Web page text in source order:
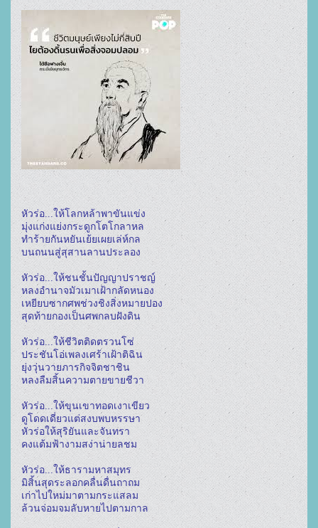
หัวร่อ...ให้โลกหล้าพาขันแข่ง
มุ่งแก่งแย่งกระดูกโตโกลาหล
ทำร้ายกันหยันเย้ยเผยเล่ห์กล
บนถนนสู่สุสานลานประลอง
หัวร่อ...ให้ชนชั้นปัญญาปราชญ์
หลงอำนาจมัวเมาเฝ้ากลัดหนอง
เหยียบซากศพช่วงชิงสิ่งหมายปอง
สุดท้ายกองเป็นศพกลบฝังดิน
หัวร่อ...ให้ชีวิตติดตรวนโซ่
ประชันโอ่เพลงเศร้าเฝ้าติฉิน
ยุ่งวุ่นวายภารกิจจิตชาชิน
หลงลืมสิ้นความตายขายชีวา
หัวร่อ...ให้ขุนเขาทอดเงาเขียว
ดูโดดเดี่ยวแต่สงบพบหรรษา
หัวร่อให้สุริยันและจันทรา
คงแต้มฟ้างามสง่าน่ายลชม
หัวร่อ...ให้ธารามหาสมุทร
มิสิ้นสุดระลอกคลื่นดื่นถาถม
เก่าไปใหม่มาตามกระแสลม
ล้วนจ่อมจมลับหายไปตามกาล